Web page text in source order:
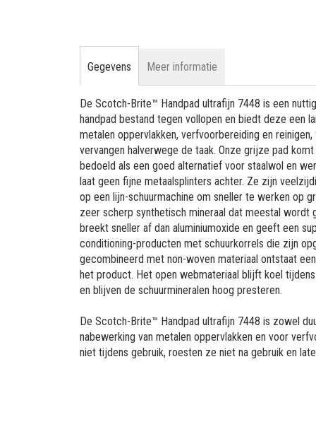
Gegevens
De Scotch-Brite™ Handpad ultrafijn 7448 is een
handpad bestand tegen vollopen en biedt deze een
metalen oppervlakken, verfvoorbereiding en
vervangen halverwege de taak. Onze grijze pad
bedoeld als een goed alternatief voor staalwol en
laat geen fijne metaalsplinters achter. Ze zijn
op een lijn-schuurmachine om sneller te werken op
zeer scherp synthetisch mineraal dat meestal
breekt sneller af dan aluminiumoxide en geeft een
conditioning-producten met schuurkorrels die zijn
gecombineerd met non-woven materiaal ontstaat
het product. Het open webmateriaal blijft koel
en blijven de schuurmineralen hoog presteren.
De Scotch-Brite™ Handpad ultrafijn 7448 is zowel
nabewerking van metalen oppervlakken en voor
niet tijdens gebruik, roesten ze niet na gebruik en
Meer informatie